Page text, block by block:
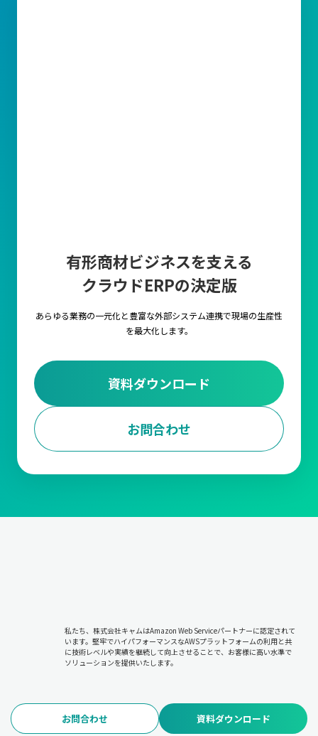
有形商材ビジネスを支える
クラウドERPの決定版
あらゆる業務の一元化と豊富な外部システム連携で現場の生産性
を最大化します。
資料ダウンロード
お問合わせ
私たち、株式会社キャムはAmazon Web Serviceパートナーに認定されて
います。堅牢でハイパフォーマンスなAWSプラットフォームの利用と共
に技術レベルや実績を継続して向上させることで、お客様に高い水準で
ソリューションを提供いたします。
お問合わせ 資料ダウンロード